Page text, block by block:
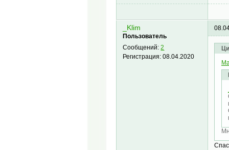
_Klim
Пользователь
Сообщений:2
Регистрация:08.04.2020